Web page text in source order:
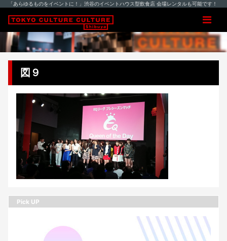
「あらゆるものをイベントに！」渋谷のイベントハウス型飲食店 会場レンタルも可能です！
図９
Pick UP